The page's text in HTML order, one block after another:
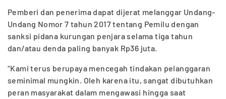
Pemberi dan penerima dapat dijerat melanggar Undang-
Undang Nomor 7 tahun 2017 tentang Pemilu dengan
sanksi pidana kurungan penjara selama tiga tahun
dan/atau denda paling banyak Rp36 juta.
“Kami terus berupaya mencegah tindakan pelanggaran
seminimal mungkin. Oleh karena itu, sangat dibutuhkan
peran masyarakat dalam mengawasi hingga saat